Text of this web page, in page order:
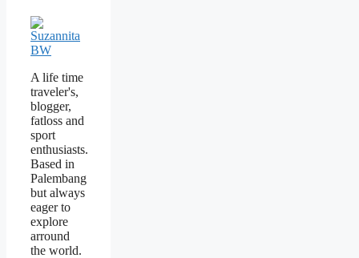
A life time
traveler's,
blogger,
fatloss and
sport
enthusiasts.
Based in
Palembang
but always
eager to
explore
arround
the world.